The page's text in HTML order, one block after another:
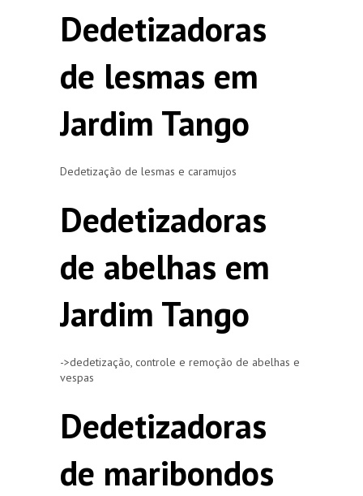
Dedetizadoras
de lesmas em
Jardim Tango
Dedetização de lesmas e caramujos
Dedetizadoras
de abelhas em
Jardim Tango
->dedetização, controle e remoção de abelhas e
vespas
Dedetizadoras
de maribondos